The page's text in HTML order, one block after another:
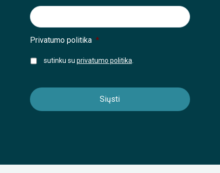
Privatumo politika *
sutinku su privatumo politika